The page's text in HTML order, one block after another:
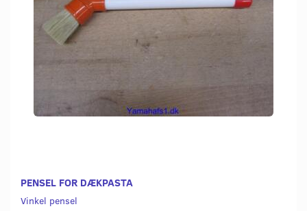
PENSEL FOR DÆKPASTA
Vinkel pensel